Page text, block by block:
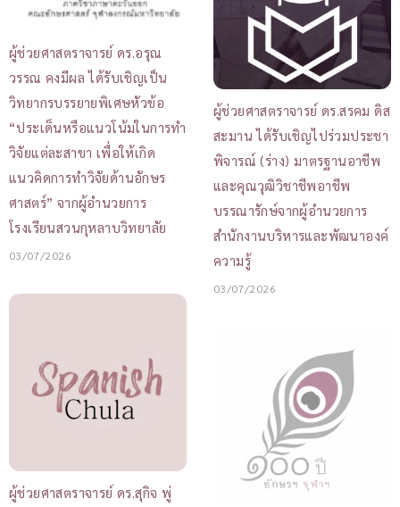
ผู้ช่วยศาสตราจารย์ ดร.อรุณ
วรรณ คงมีผล ได้รับเชิญเป็น
วิทยากรบรรยายพิเศษหัวข้อ
“ประเด็นหรือแนวโน้มในการทำ
วิจัยแต่ละสาขา เพื่อให้เกิด
แนวคิดการทำวิจัยด้านอักษร
ศาสตร์” จากผู้อำนวยการ
โรงเรียนสวนกุหลาบวิทยาลัย
03/07/2026
ผู้ช่วยศาสตราจารย์ ดร.สุกิจ พู่
ผู้ช่วยศาสตราจารย์ ดร.สรคม ดิส
สะมาน ได้รับเชิญไปร่วมประชา
พิจารณ์ (ร่าง) มาตรฐานอาชีพ
และคุณวุฒิวิชาชีพอาชีพ
บรรณารักษ์จากผู้อำนวยการ
สำนักงานบริหารและพัฒนาองค์
ความรู้
03/07/2026